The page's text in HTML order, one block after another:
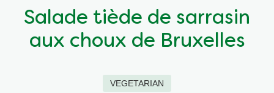
Végétarien
Aides culinaires
Salade tiède de sarrasin
aux choux de Bruxelles
VEGETARIAN